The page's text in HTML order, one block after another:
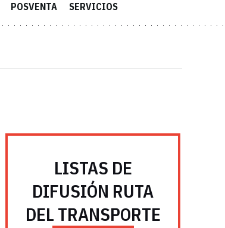
POSVENTA SERVICIOS
LISTAS DE
DIFUSIÓN RUTA
DEL TRANSPORTE